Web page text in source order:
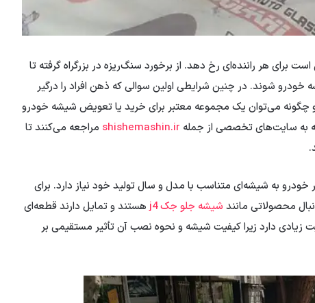
هر راننده‌ای رخ دهد. از برخورد سنگ‌ریزه در بزرگراه گرفته تا
شوند. در چنین شرایطی اولین سوالی که ذهن افراد را درگیر
چگونه می‌توان یک مجموعه معتبر برای خرید یا تعویض شیشه خودرو
به سایت‌های تخصصی از جمله shishemashin.ir مراجعه می‌کنند تا
به شیشه‌ای متناسب با مدل و سال تولید خود نیاز دارد. برای
محصولاتی مانند شیشه جلو جک j4 هستند و تمایل دارند قطعه‌ای
زیادی دارد زیرا کیفیت شیشه و نحوه نصب آن تأثیر مستقیمی بر